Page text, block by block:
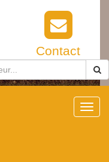
Contact